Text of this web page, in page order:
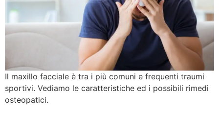
Il maxillo facciale è tra i più comuni e frequenti traumi
sportivi. Vediamo le caratteristiche ed i possibili rimedi
osteopatici.